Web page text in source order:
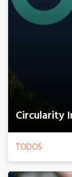
Circularity
TODOS